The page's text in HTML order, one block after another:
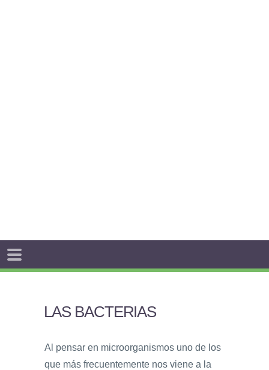
LAS BACTERIAS
Al pensar en microorganismos uno de los
que más frecuentemente nos viene a la